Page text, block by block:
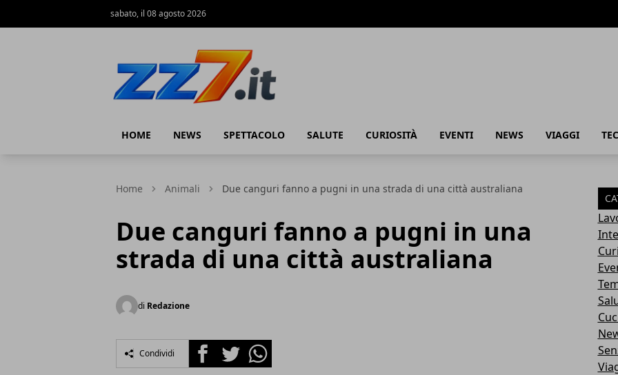
sabato, il 08 agosto 2026
HOME NEWS SPETTACOLO SALUTE CURIOSITÀ EVENTI NEWS VIAGGI
Home Animali Due canguri fanno a pugni in una strada di una città australiana
Due canguri fanno a pugni in una
strada di una città australiana
di Redazione
Condividi FacebookTwitterWhatsapp